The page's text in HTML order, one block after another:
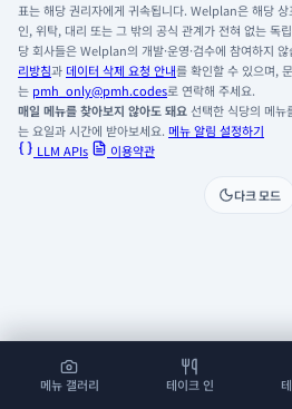
메뉴 갤러리 테이크 인
표는 해당 권리자에게 귀속됩니다. Welplan은 해당
인, 위탁, 대리 또는 그 밖의 공식 관계가 전혀 없는 독
당 회사들은 Welplan의 개발·운영·검수에 참여하지 않
리방침과데이터 삭제 요청 안내를 확인할 수 있으며,
는 pmh_only@pmh.codes로 연락해 주세요.
매일 메뉴를 찾아보지 않아도 돼요선택한 식당의 메
는 요일과 시간에 받아보세요. 메뉴 알림 설정하기
LLM APIs
이용약관
다크 모드